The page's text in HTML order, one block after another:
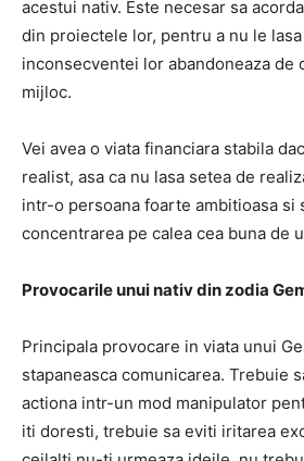
acestui nativ. Este necesar sa
din proiectele lor, pentru a nu le
inconsecventei lor abandoneaza de
mijloc.
Vei avea o viata financiara stabila
realist, asa ca nu lasa setea de
intr-o persoana foarte ambitioasa si
concentrarea pe calea cea buna de
Provocarile unui nativ din zodia
Principala provocare in viata unui
stapaneasca comunicarea. Trebuie
actiona intr-un mod manipulator
iti doresti, trebuie sa eviti iritarea